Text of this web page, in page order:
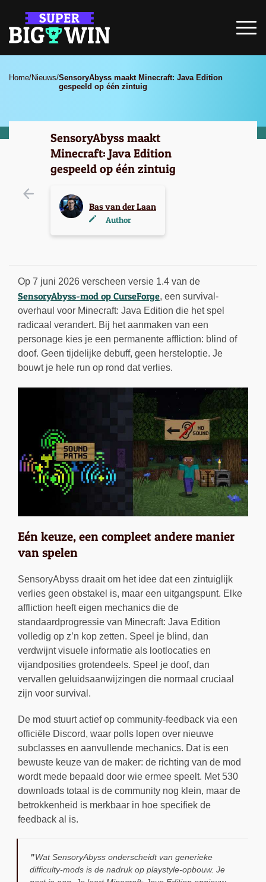
Home/Nieuws/SensoryAbyss maakt Minecraft: Java Edition
gespeeld op één zintuig
SensoryAbyss maakt
Minecraft: Java Edition
gespeeld op één zintuig
Bas van der Laan
Author
Op 7 juni 2026 verscheen versie 1.4 van de
SensoryAbyss-mod op CurseForge, een survival-
overhaul voor Minecraft: Java Edition die het spel
radicaal verandert. Bij het aanmaken van een
personage kies je een permanente affliction: blind of
doof. Geen tijdelijke debuff, geen hersteloptie. Je
bouwt je hele run op rond dat verlies.
Eén keuze, een compleet andere manier
van spelen
SensoryAbyss draait om het idee dat een zintuiglijk
verlies geen obstakel is, maar een uitgangspunt. Elke
affliction heeft eigen mechanics die de
standaardprogressie van Minecraft: Java Edition
volledig op z’n kop zetten. Speel je blind, dan
verdwijnt visuele informatie als lootlocaties en
vijandposities grotendeels. Speel je doof, dan
vervallen geluidsaanwijzingen die normaal cruciaal
zijn voor survival.
De mod stuurt actief op community-feedback via een
officiële Discord, waar polls lopen over nieuwe
subclasses en aanvullende mechanics. Dat is een
bewuste keuze van de maker: de richting van de mod
wordt mede bepaald door wie ermee speelt. Met 530
downloads totaal is de community nog klein, maar de
betrokkenheid is merkbaar in hoe specifiek de
feedback al is.
Wat SensoryAbyss onderscheidt van generieke
difficulty-mods is de nadruk op playstyle-opbouw. Je